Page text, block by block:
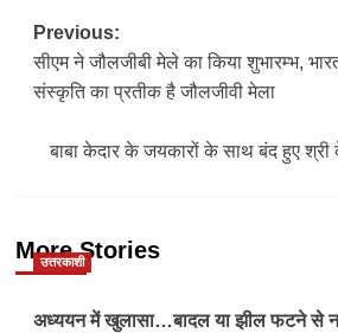
Post
navigation
Previous:
सीएम ने जौलजीबी मेले का किया शुभारम्भ,
संस्कृति का प्रतीक है जौलजीवी मेला
बाबा केदार के जयकारों के साथ बंद हुए श्री
More Stories
उत्तरकाशी
अध्ययन में खुलासा…बादल या झील फटने से